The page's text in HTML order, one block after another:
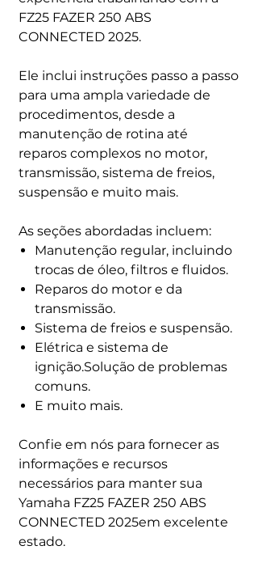
FZ25 FAZER 250 ABS
CONNECTED 2025.
Ele inclui instruções passo a passo
para uma ampla variedade de
procedimentos, desde a
manutenção de rotina até
reparos complexos no motor,
transmissão, sistema de freios,
suspensão e muito mais.
As seções abordadas incluem:
Manutenção regular, incluindo
trocas de óleo, filtros e fluidos.
Reparos do motor e da
transmissão.
Sistema de freios e suspensão.
Elétrica e sistema de
ignição.Solução de problemas
comuns.
E muito mais.
Confie em nós para fornecer as
informações e recursos
necessários para manter sua
Yamaha FZ25 FAZER 250 ABS
CONNECTED 2025em excelente
estado.